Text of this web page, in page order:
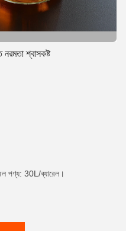
শ্বাসকষ্ট
পণ্য: 30L/ব্যারেল।